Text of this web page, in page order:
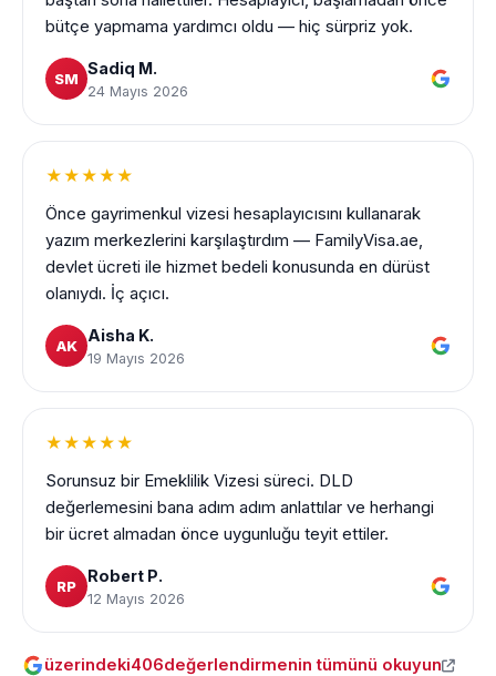
bütçe yapmama yardımcı oldu — hiç sürpriz yok.
SM
Sadiq M.
24 Mayıs 2026
★★★★★
Önce gayrimenkul vizesi hesaplayıcısını kullanarak
yazım merkezlerini karşılaştırdım — FamilyVisa.ae,
devlet ücreti ile hizmet bedeli konusunda en dürüst
olanıydı. İç açıcı.
AK
Aisha K.
19 Mayıs 2026
★★★★★
Sorunsuz bir Emeklilik Vizesi süreci. DLD
değerlemesini bana adım adım anlattılar ve herhangi
bir ücret almadan önce uygunluğu teyit ettiler.
RP
Robert P.
12 Mayıs 2026
üzerindeki406değerlendirmenin tümünü okuyun